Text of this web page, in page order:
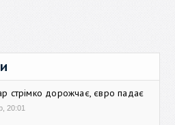
стрімко дорожчає, євро падає
20:01